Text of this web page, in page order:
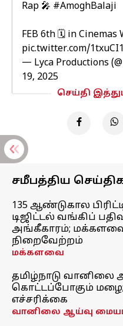
Rap 🎤 #AmoghBalaji️
FEB 6th 🗓️ in Cinemas
pic.twitter.com/
— Lyca Productions
19, 2025
செய்தி
சமீபத்திய
135 ஆண்டுகால
டிஜிட்டல் வங்கிப்
அங்கீகாரம்;
நிறைவேற்றம்
மக்களவை
தமிழ்நாடு
கொட்டப்போகும்
எச்சரிக்கை
வானிலை ஆய்வு